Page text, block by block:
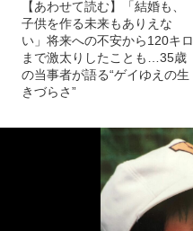
【あわせて読む】「結婚も、
子供を作る未来もありえな
い」将来への不安から120キロ
まで激太りしたことも…35歳
の当事者が語る“ゲイゆえの生
きづらさ”